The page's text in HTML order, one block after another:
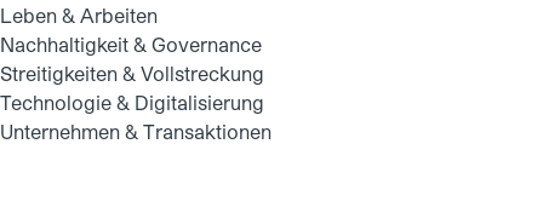
Leben & Arbeiten
Nachhaltigkeit & Governance
Streitigkeiten & Vollstreckung
Technologie & Digitalisierung
Unternehmen & Transaktionen